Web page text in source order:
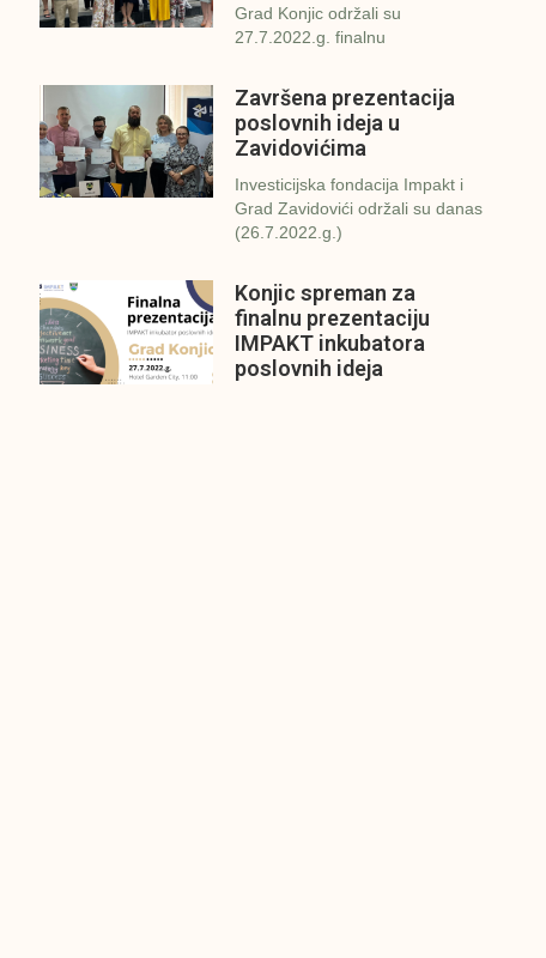
Grad Konjic održali su
27.7.2022.g. finalnu
Završena prezentacija
poslovnih ideja u
Zavidovićima
Investicijska fondacija Impakt i
Grad Zavidovići održali su danas
(26.7.2022.g.)
Konjic spreman za
finalnu prezentaciju
IMPAKT inkubatora
poslovnih ideja